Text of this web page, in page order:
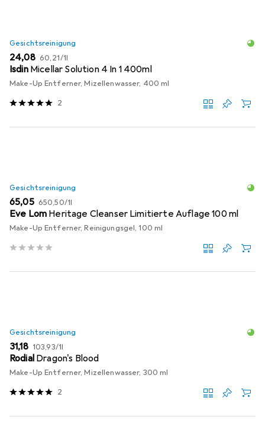
Gesichtsreinigung
EUR
24,08 EUR
60,21/1l
Isdin Micellar Solution 4 In 1 400ml
Make-Up Entferner, Mizellenwasser, 400 ml
2
Gesichtsreinigung
EUR
65,05 EUR
650,50/1l
Eve Lom Heritage Cleanser Limitierte Auflage 100 ml
Make-Up Entferner, Reinigungsgel, 100 ml
Gesichtsreinigung
EUR
31,18 EUR
103,93/1l
Rodial Dragon's Blood
Make-Up Entferner, Mizellenwasser, 300 ml
2